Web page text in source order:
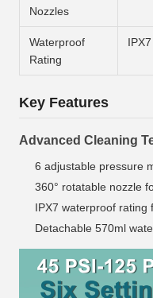
Nozzles
Waterproof
Rating
IPX7
Key Features
Advanced Cleaning
6 adjustable pressure
360° rotatable nozzle
IPX7 waterproof rating
Detachable 570ml